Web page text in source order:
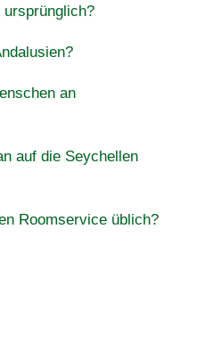
ursprünglich?
an
auf die Seychellen
Roomservice üblich?